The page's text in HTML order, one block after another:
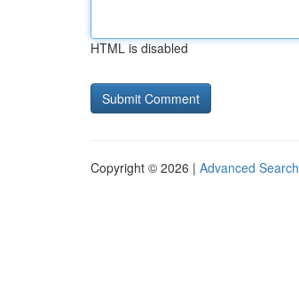
HTML is disabled
Copyright © 2026 | Advanced Search